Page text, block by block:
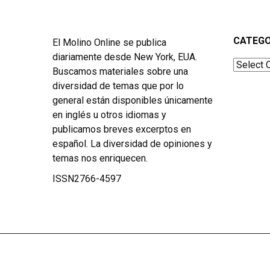
El Molino Online se publica
diariamente desde New York, EUA.
Buscamos materiales sobre una
diversidad de temas que por lo
general están disponibles únicamente
en inglés u otros idiomas y
publicamos breves excerptos en
español. La diversidad de opiniones y
temas nos enriquecen.
ISSN2766-4597